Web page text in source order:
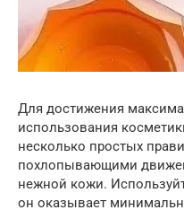
Для достижения
использования
несколько простых
похлопывающими
нежной кожи.
он оказывает